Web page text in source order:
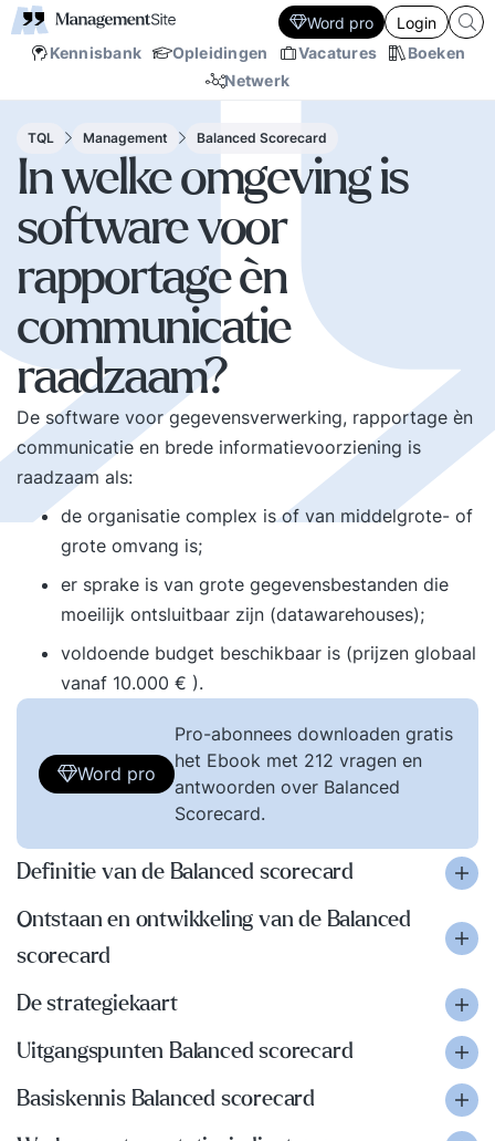
Kennisbank Opleidingen Vacatures
Boeken
Netwerk
Word pro Login
TQL Management Balanced Scorecard
In welke omgeving is
software voor
rapportage èn
communicatie
raadzaam?
De software voor gegevensverwerking, rapportage èn
communicatie en brede informatievoorziening is
raadzaam als:
de organisatie complex is of van middelgrote- of
grote omvang is;
er sprake is van grote gegevensbestanden die
moeilijk ontsluitbaar zijn (datawarehouses);
voldoende budget beschikbaar is (prijzen globaal
vanaf 10.000 € ).
Word pro
Pro-abonnees downloaden gratis
het Ebook met 212 vragen en
antwoorden over Balanced
Scorecard.
Definitie van de Balanced scorecard
Ontstaan en ontwikkeling van de Balanced
scorecard
De strategiekaart
Uitgangspunten Balanced scorecard
Basiskennis Balanced scorecard